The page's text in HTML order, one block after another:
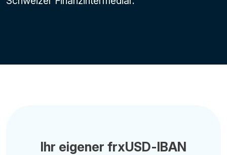
Ihr eigener frxUSD-IBAN